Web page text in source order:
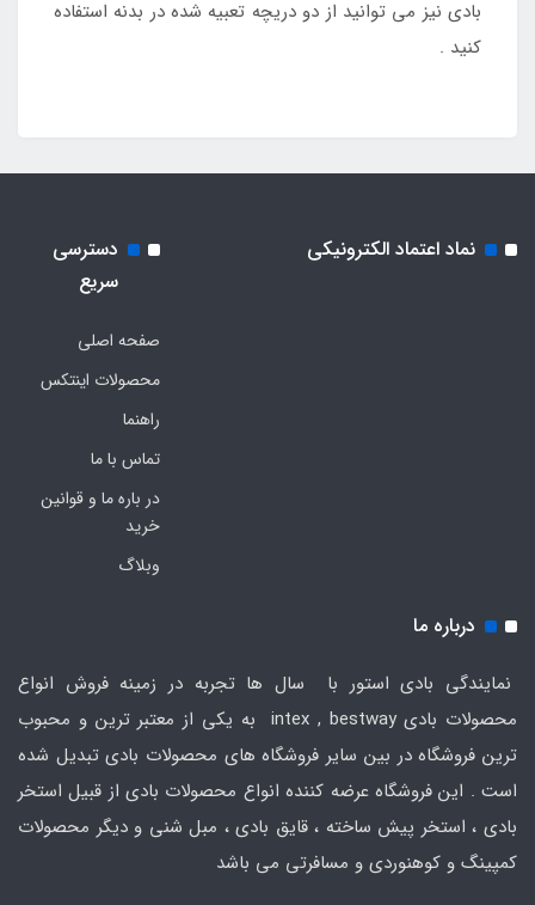
بادی نیز می توانید از دو دریچه تعبیه شده در بدنه استفاده
کنید .
نماد اعتماد الکترونیکی
دسترسی
سریع
صفحه اصلی
محصولات اینتکس
راهنما
تماس با ما
در باره ما و قوانین
خرید
وبلاگ
درباره ما
نمایندگی بادی استور با سال ها تجربه در زمینه فروش انواع
محصولات بادی intex , bestway به یکی از معتبر ترین و محبوب
ترین فروشگاه در بین سایر فروشگاه های محصولات بادی تبدیل شده
است . این فروشگاه عرضه کننده انواع محصولات بادی از قبیل استخر
بادی ، استخر پیش ساخته ، قایق بادی ، مبل شنی و دیگر محصولات
کمپینگ و کوهنوردی و مسافرتی می باشد